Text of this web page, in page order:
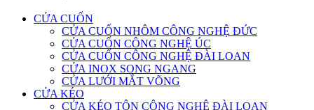
CỬA CUỐN
CỬA CUỐN NHÔM CÔNG NGHỆ ĐỨC
CỬA CUỐN CÔNG NGHỆ ÚC
CỬA CUỐN CÔNG NGHỆ ĐÀI LOAN
CỬA INOX SONG NGANG
CỬA LƯỚI MẮT VÕNG
CỬA KÉO
CỬA KÉO TÔN CÔNG NGHỆ ĐÀI LOAN